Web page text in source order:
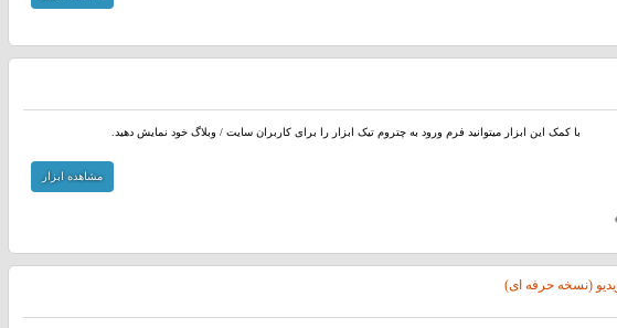
با کمک این ابزار میتوانید فرم ورود به چتروم تیک ابزار را برای کاربران سایت / وبلاگ خود نمایش دهید.
مشاهده ابزار
(نسخه حرفه ای)